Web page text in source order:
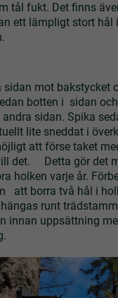
tål fukt. Det ­finns
ett­ lämpligt ­stort
sidan mot bakstycket
botten i sidan
sidan. Spika
lite sneddat i
att förse taket
det. Detta gör det
holken varje år.
att borra två hål i
runt
innan uppsättning